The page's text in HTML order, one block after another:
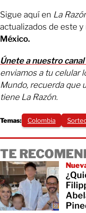
Sigue aquí en La
actualizados de este y
México.
Únete a nuestro
enviamos a tu celular
Mundo, recuerda que
tiene La Razón.
Temas: Colombia
TE